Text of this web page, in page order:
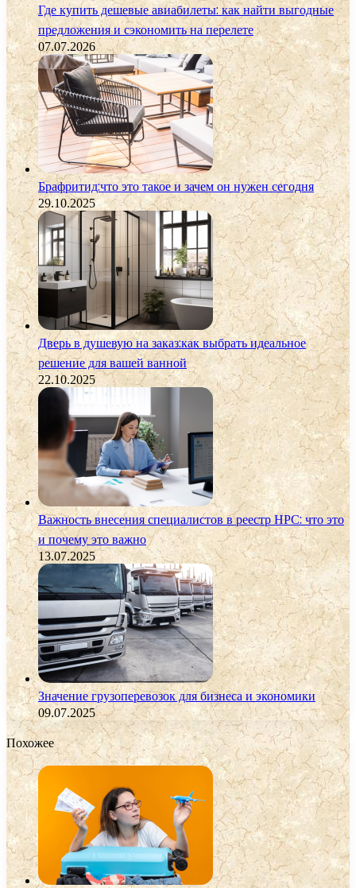
Где купить дешевые авиабилеты: как найти выгодные
предложения и сэкономить на перелете
07.07.2026
Брафритид:что это такое и зачем он нужен сегодня
29.10.2025
Дверь в душевую на заказ:как выбрать идеальное
решение для вашей ванной
22.10.2025
Важность внесения специалистов в реестр НРС: что это
и почему это важно
13.07.2025
Значение грузоперевозок для бизнеса и экономики
09.07.2025
Похожее